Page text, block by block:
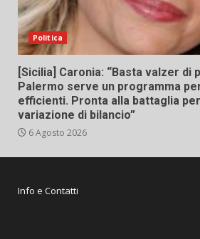
Politica
[Sicilia] Caronia: “Basta valzer di
Palermo serve un programma
efficienti. Pronta alla battaglia
variazione di bilancio”
6 Agosto 2026
Info e Contatti